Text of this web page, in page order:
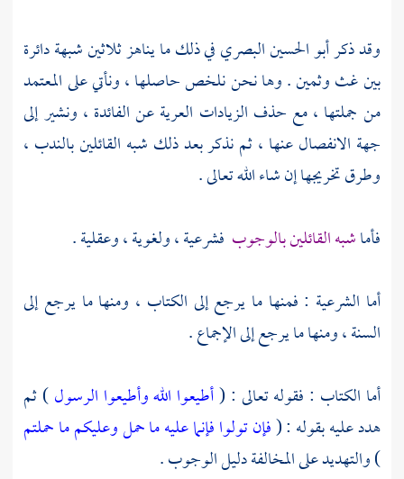
وقد ذكرأبو الحسين البصريفي ذلك ما يناهز ثلاثين شبهة دائرة
بين غث وثمين . وها نحن نلخص حاصلها ، ونأتي على المعتمد
من جملتها ، مع حذف الزيادات العرية عن الفائدة ، ونشير إلى
جهة الانفصال عنها ، ثم نذكر بعد ذلك شبه القائلين بالندب ،
وطرق تخريجها إن شاء الله تعالى .
فأماشبه القائلين بالوجوب فشرعية ، ولغوية ، وعقلية .
أما الشرعية : فمنها ما يرجع إلى الكتاب ، ومنها ما يرجع إلى
السنة ، ومنها ما يرجع إلى الإجماع .
أما الكتاب : فقوله تعالى : (أطيعوا الله وأطيعوا الرسول) ثم
هدد عليه بقوله : (فإن تولوا فإنما عليه ما حمل وعليكم ما حملتم
) والتهديد على المخالفة دليل الوجوب .